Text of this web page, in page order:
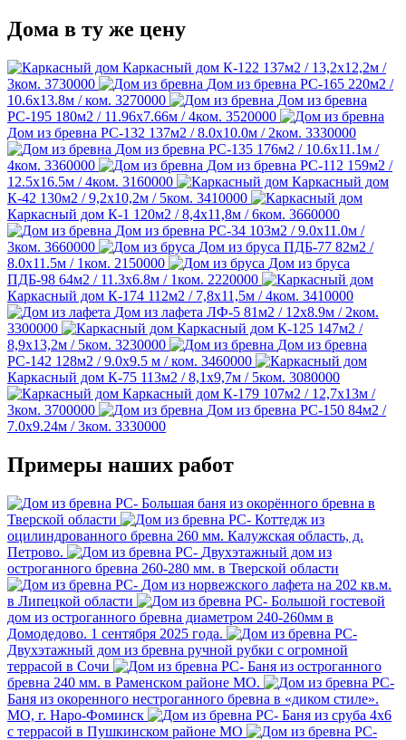
Дома в ту же цену
Каркасный дом К-122 137м2 / 13,2х12,2м /
3ком. 3730000 Дом из бревна РС-165 220м2 /
10.6х13.8м / ком. 3270000
Дом из бревна
РС-195 180м2 / 11.96х7.66м / 4ком. 3520000
Дом из бревна РС-132 137м2 / 8.0х10.0м / 2ком. 3330000
Дом из бревна РС-135 176м2 / 10.6х11.1м /
4ком. 3360000 Дом из бревна РС-112 159м2 /
12.5х16.5м / 4ком. 3160000
Каркасный дом
К-42 130м2 / 9,2х10,2м / 5ком. 3410000
Каркасный дом К-1 120м2 / 8,4х11,8м / 6ком. 3660000
Дом из бревна РС-34 103м2 / 9.0х11.0м /
3ком. 3660000 Дом из бруса ПДБ-77 82м2 /
8.0х11.5м / 1ком. 2150000
Дом из бруса
ПДБ-98 64м2 / 11.3х6.8м / 1ком. 2220000
Каркасный дом К-174 112м2 / 7,8х11,5м / 4ком. 3410000
Дом из лафета ЛФ-5 81м2 / 12х8.9м / 2ком.
3300000
Каркасный дом К-125 147м2 /
8,9х13,2м / 5ком. 3230000
Дом из бревна
РС-142 128м2 / 9.0х9.5 м / ком. 3460000
Каркасный дом К-75 113м2 / 8,1х9,7м / 5ком. 3080000
Каркасный дом К-179 107м2 / 12,7х13м /
3ком. 3700000 Дом из бревна РС-150 84м2 /
7.0х9.24м / 3ком. 3330000
Примеры наших работ
Большая баня из окорённого бревна в
Тверской области
Коттедж из
оцилиндрованного бревна 260 мм. Калужская область, д.
Петрово.
Двухэтажный дом из
остроганного бревна 260-280 мм. в Тверской области
Дом из норвежского лафета на 202 кв.м.
в Липецкой области
Большой гостевой
дом из остроганного бревна диаметром 240-260мм в
Домодедово. 1 сентября 2025 года.
Двухэтажный дом из бревна ручной рубки с огромной
террасой в Сочи
Баня из остроганного
бревна 240 мм. в Раменском районе МО.
Баня из окоренного нестроганного бревна в «диком стиле».
МО, г. Наро-Фоминск
Баня из сруба 4х6
с террасой в Пушкинском районе МО